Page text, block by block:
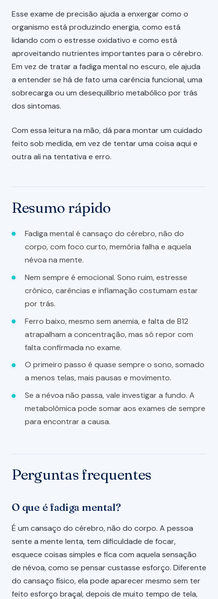
Esse exame de precisão ajuda a enxergar como o
organismo está produzindo energia, como está
lidando com o estresse oxidativo e como está
aproveitando nutrientes importantes para o cérebro.
Em vez de tratar a fadiga mental no escuro, ele ajuda
a entender se há de fato uma carência funcional, uma
sobrecarga ou um desequilíbrio metabólico por trás
dos sintomas.
Com essa leitura na mão, dá para montar um cuidado
feito sob medida, em vez de tentar uma coisa aqui e
outra ali na tentativa e erro.
Resumo rápido
Fadiga mental é cansaço do cérebro, não do
corpo, com foco curto, memória falha e aquela
névoa na mente.
Nem sempre é emocional. Sono ruim, estresse
crônico, carências e inflamação costumam estar
por trás.
Ferro baixo, mesmo sem anemia, e falta de B12
atrapalham a concentração, mas só repor com
falta confirmada no exame.
O primeiro passo é quase sempre o sono, somado
a menos telas, mais pausas e movimento.
Se a névoa não passa, vale investigar a fundo. A
metabolômica pode somar aos exames de sempre
para encontrar a causa.
Perguntas frequentes
O que é fadiga mental?
É um cansaço do cérebro, não do corpo. A pessoa
sente a mente lenta, tem dificuldade de focar,
esquece coisas simples e fica com aquela sensação
de névoa, como se pensar custasse esforço. Diferente
do cansaço físico, ela pode aparecer mesmo sem ter
feito esforço braçal, depois de muito tempo de tela,